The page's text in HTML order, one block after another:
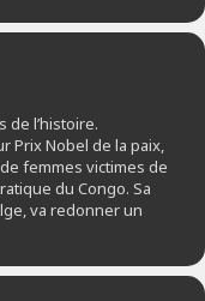
de l’histoire.
Prix Nobel de la paix,
femmes victimes de
du Congo. Sa
va redonner un